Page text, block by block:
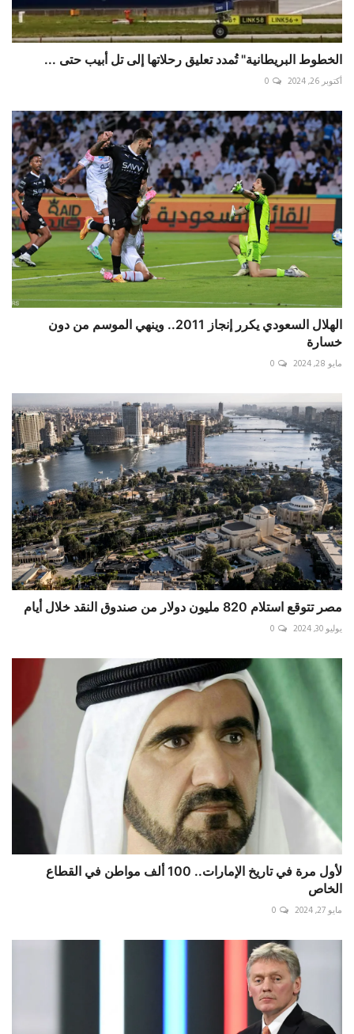
الخطوط البريطانية" تُمدد تعليق رحلاتها إلى تل أبيب حتى ...
أكتوبر 26, 2024 0
الهلال السعودي يكرر إنجاز 2011.. وينهي الموسم من دون
خسارة
مايو 28, 2024 0
مصر تتوقع استلام 820 مليون دولار من صندوق النقد خلال أيام
يوليو 30, 2024 0
لأول مرة في تاريخ الإمارات.. 100 ألف مواطن في القطاع
الخاص
مايو 27, 2024 0